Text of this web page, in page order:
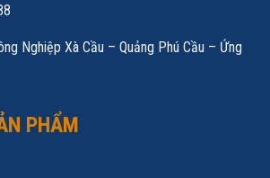
Nghiệp Xà Cầu – Quảng Phú Cầu – Ứng
PHẨM